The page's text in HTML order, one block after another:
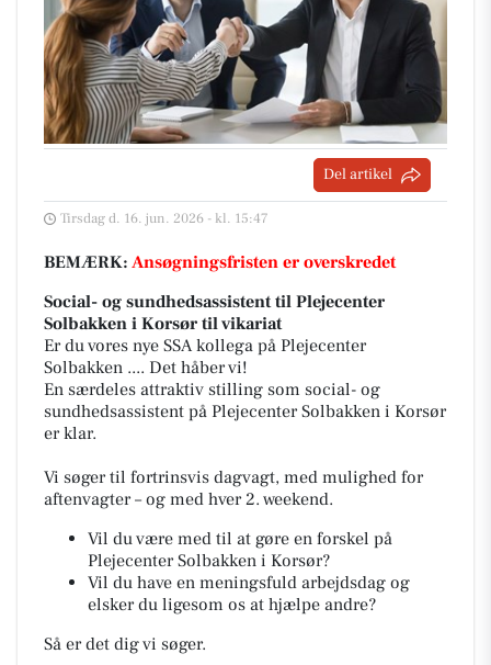
Del artikel
Tirsdag d. 16. jun. 2026 - kl. 15:47
BEMÆRK: Ansøgningsfristen er overskredet
Social- og sundhedsassistent til Plejecenter
Solbakken i Korsør til vikariat
Er du vores nye SSA kollega på Plejecenter
Solbakken .... Det håber vi!
En særdeles attraktiv stilling som social- og
sundhedsassistent på Plejecenter Solbakken i Korsør
er klar.
Vi søger til fortrinsvis dagvagt, med mulighed for
aftenvagter – og med hver 2. weekend.
Vil du være med til at gøre en forskel på
Plejecenter Solbakken i Korsør?
Vil du have en meningsfuld arbejdsdag og
elsker du ligesom os at hjælpe andre?
Så er det dig vi søger.